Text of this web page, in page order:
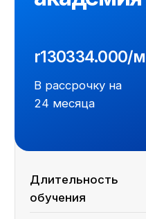
Реферальная программа
Cловарь иностранных терминов
Аналитика
Финансы